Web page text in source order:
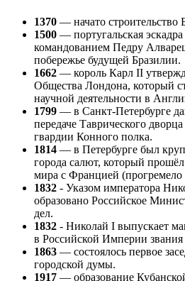
1370 — начато строительство
1500 — португальская
командованием Педру
побережье будущей Бразилии.
1662 — король Карл II
Общества Лондона, который
научной деятельности в
1799 — в Санкт-Петербурге
передаче Таврического
гвардии Конного полка.
1814 — в Петербурге был
города салют, который
мира с Францией (прогремело
1832 - Указом императора
образовано Российское
дел.
1832 - Николай I выпускает
в Российской Империи
1863 — состоялось первое
городской думы.
1917 — образование